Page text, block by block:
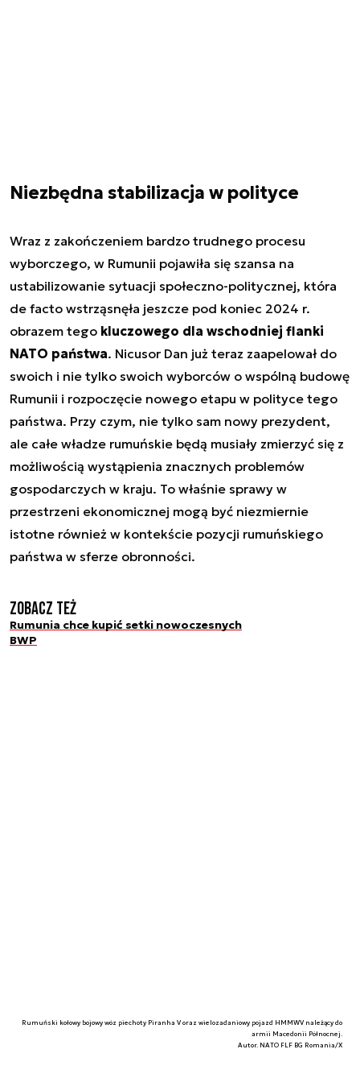
Niezbędna stabilizacja w polityce
Wraz z zakończeniem bardzo trudnego procesu
wyborczego, w Rumunii pojawiła się szansa na
ustabilizowanie sytuacji społeczno-politycznej, która
de facto wstrząsnęła jeszcze pod koniec 2024 r.
obrazem tego kluczowego dla wschodniej flanki
NATO państwa. Nicusor Dan już teraz zaapelował do
swoich i nie tylko swoich wyborców o wspólną budowę
Rumunii i rozpoczęcie nowego etapu w polityce tego
państwa. Przy czym, nie tylko sam nowy prezydent,
ale całe władze rumuńskie będą musiały zmierzyć się z
możliwością wystąpienia znacznych problemów
gospodarczych w kraju. To właśnie sprawy w
przestrzeni ekonomicznej mogą być niezmiernie
istotne również w kontekście pozycji rumuńskiego
państwa w sferze obronności.
Zobacz też
Rumunia chce kupić setki nowoczesnych
BWP
Rumuński kołowy bojowy wóz piechoty Piranha V oraz wielozadaniowy pojazd HMMWV należący do
armii Macedonii Północnej.
Autor. NATO FLF BG Romania/X